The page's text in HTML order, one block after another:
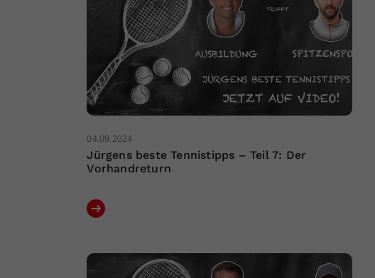
04.09.2024
Jürgens beste Tennistipps – Teil 7: Der
Vorhandreturn